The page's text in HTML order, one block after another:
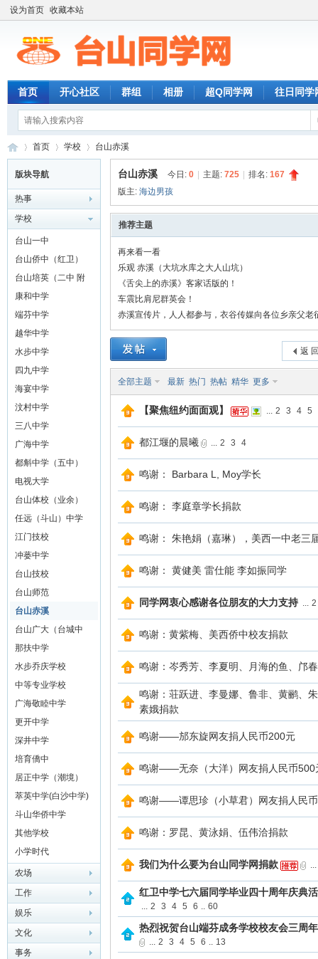
设为首页 收藏本站
首页 开心社区 群组 相册 超Q同学网 往日同学
台
山
»
首页
›
学校
›
台山赤溪
版块导航
热事
学校
台山一中
台山侨中（红卫）
台山培英（二中 附
城）
康和中学
端芬中学
越华中学
水步中学
四九中学
海宴中学
汶村中学
三八中学
广海中学
都斛中学（五中）
电视大学
台山体校（业余）
任远（斗山）中学
江门技校
冲蒌中学
台山技校
台山师范
台山赤溪
台山广大（台城中
学）
那扶中学
水步乔庆学校
中等专业学校
广海敬睦中学
更开中学
深井中学
培育僑中
居正中学（潮境）
萃英中学(白沙中学)
斗山华侨中学
其他学校
小学时代
农场
工作
娱乐
文化
事务
台山赤溪 今日: 0 主题: 725 排名: 167
版主: 海边男孩
推荐主题
再来看一看
乐观 赤溪（大坑水库之大人山坑）
《舌尖上的赤溪》客家话版的！
车震比肩尼群英会！
赤溪宣传片，人人都参与，衣谷传媒向各位乡亲父老
返
全部主题 最新 热门 热帖 精华 更多
【聚焦纽约面面观】 ... 2 3 4 5
都江堰的晨曦 ... 2 3 4
鸣谢： Barbara L, Moy学长
鸣谢： 李庭章学长捐款
鸣谢： 朱艳娟（嘉琳），美西一中老三
鸣谢： 黄健美 雷仕能 李如振同学
同学网衷心感谢各位朋友的大力支持 ... 2
鸣谢：黄紫梅、美西侨中校友捐款
鸣谢：岑秀芳、李夏明、月海的鱼、邝
鸣谢：荘跃进、李曼娜、鲁非、黄鹂、
素娥捐款
鸣谢——邡东旋网友捐人民币200元
鸣谢——无奈（大洋）网友捐人民币500
鸣谢——谭思珍（小草君）网友捐人民
鸣谢：罗昆、黄泳娟、伍伟洽捐款
我们为什么要为台山同学网捐款 ...
红卫中学七六届同学毕业四十周年庆典
... 2 3 4 5 6 .. 60
热烈祝贺台山端芬成务学校校友会三周
... 2 3 4 5 6 .. 13